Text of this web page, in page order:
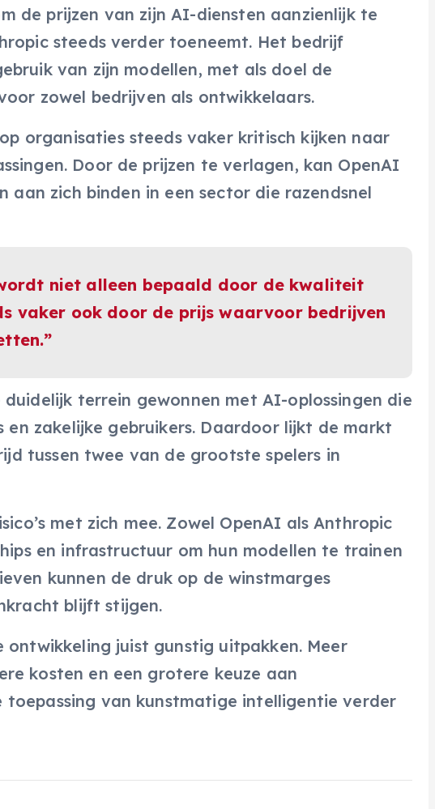
de prijzen van zijn AI-diensten aanzienlijk te
steeds verder toeneemt. Het bedrijf
van zijn modellen, met als doel de
zowel bedrijven als ontwikkelaars.
organisaties steeds vaker kritisch kijken naar
Door de prijzen te verlagen, kan OpenAI
zich binden in een sector die razendsnel
niet alleen bepaald door de kwaliteit
vaker ook door de prijs waarvoor bedrijven
terrein gewonnen met AI-oplossingen die
zakelijke gebruikers. Daardoor lijkt de markt
tussen twee van de grootste spelers in
met zich mee. Zowel OpenAI als Anthropic
en infrastructuur om hun modellen te trainen
kunnen de druk op de winstmarges
blijft stijgen.
ontwikkeling juist gunstig uitpakken. Meer
kosten en een grotere keuze aan
van kunstmatige intelligentie verder